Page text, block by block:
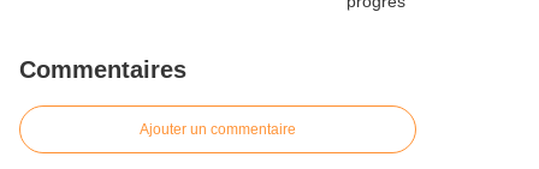
Commentaires
Ajouter un commentaire